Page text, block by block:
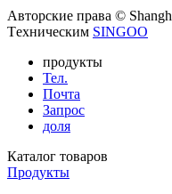
Авторские права ©
Tехническим SINGOO
продукты
Тел.
Почта
Запрос
доля
Каталог товаров
Продукты